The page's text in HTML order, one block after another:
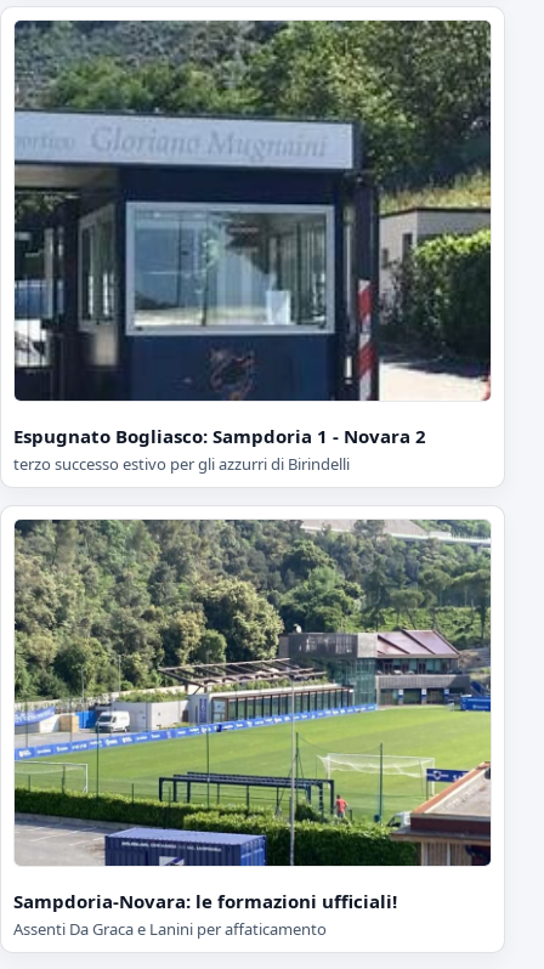
Espugnato Bogliasco: Sampdoria 1 - Novara 2
terzo successo estivo per gli azzurri di Birindelli
Sampdoria-Novara: le formazioni ufficiali!
Assenti Da Graca e Lanini per affaticamento